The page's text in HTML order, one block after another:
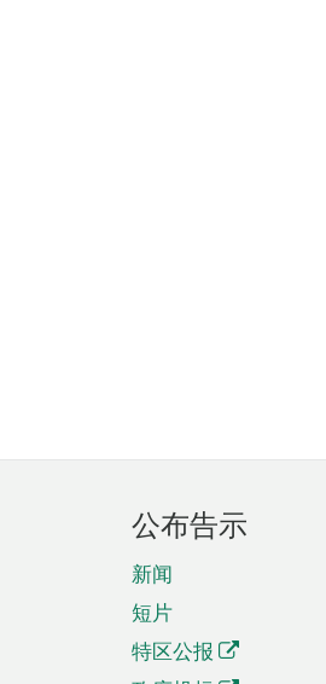
公布告示
新闻
短片
特区公报